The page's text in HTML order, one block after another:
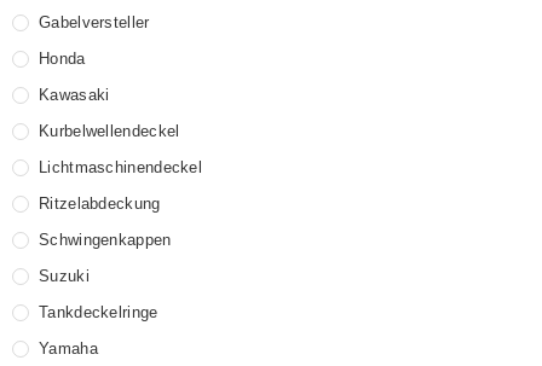
Gabelversteller
Honda
Kawasaki
Kurbelwellendeckel
Lichtmaschinendeckel
Ritzelabdeckung
Schwingenkappen
Suzuki
Tankdeckelringe
Yamaha